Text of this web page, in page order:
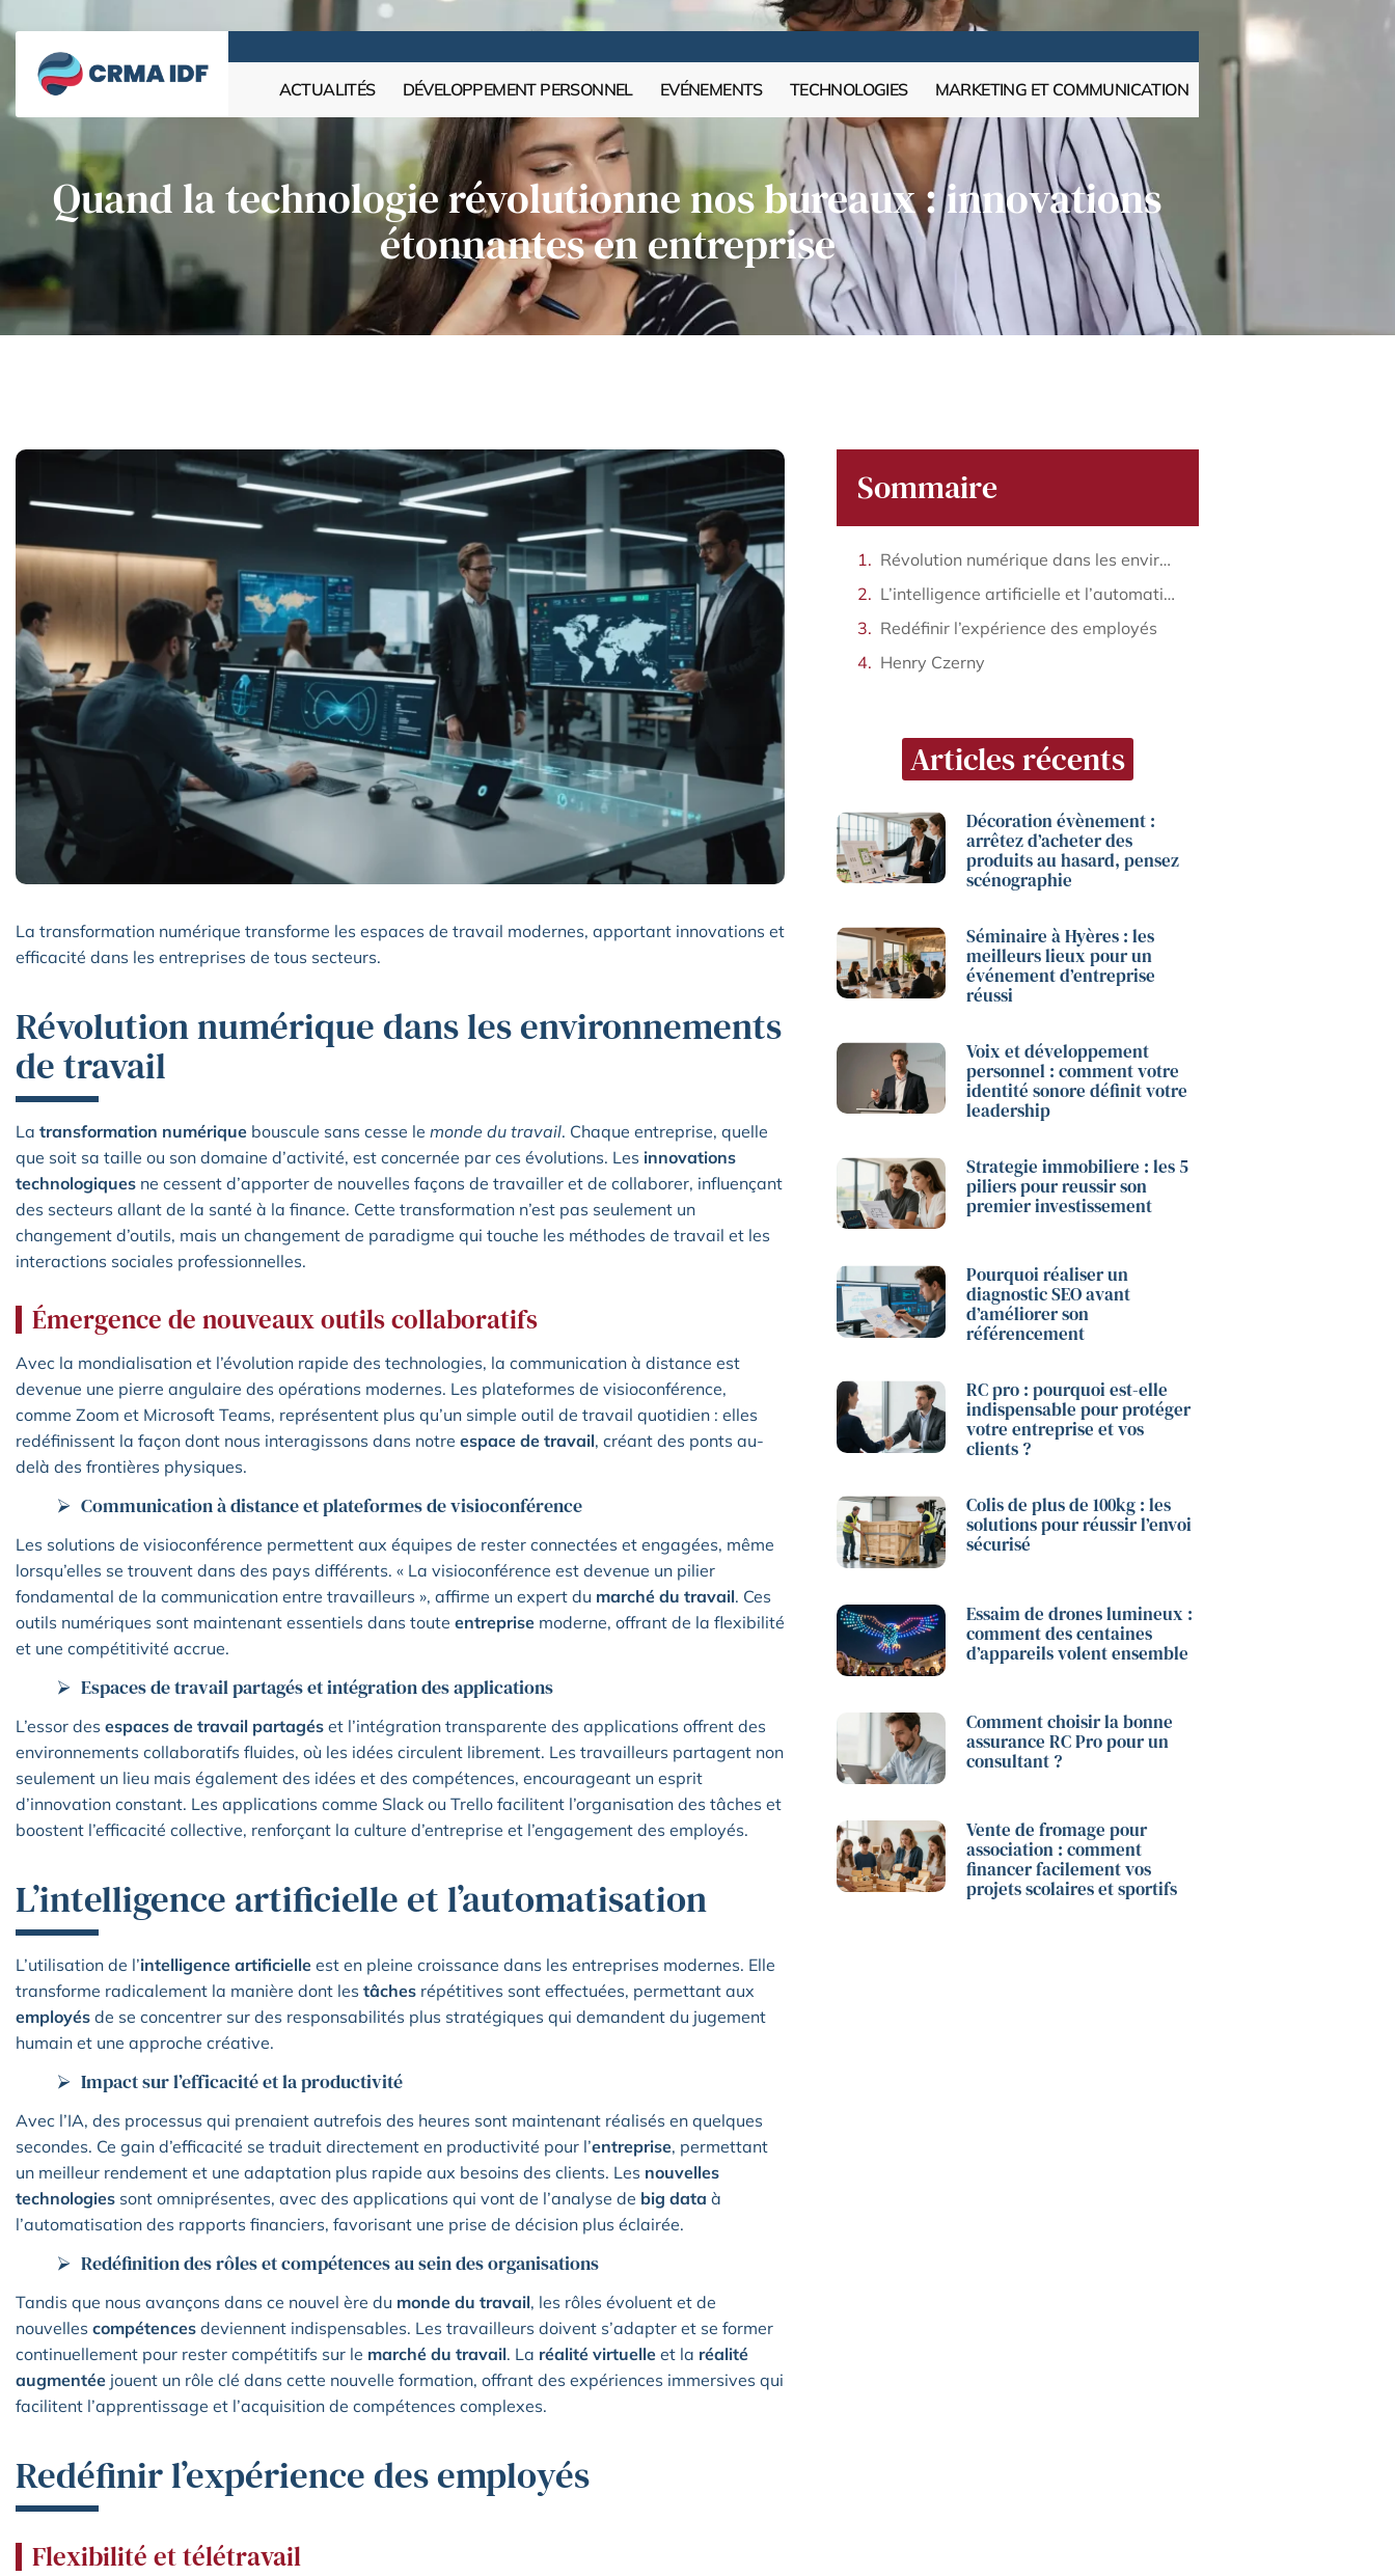
ACTUALITÉS DÉVELOPPEMENT PERSONNEL EVÉNEMENTS TECHNOLOGIES MARKETING ET COMMUNICATION
Quand la technologie révolutionne nos bureaux : innovations
étonnantes en entreprise
La transformation numérique transforme les espaces de travail modernes, apportant innovations et
efficacité dans les entreprises de tous secteurs.
Révolution numérique dans les environnements
de travail
La transformation numérique bouscule sans cesse le monde du travail. Chaque entreprise, quelle
que soit sa taille ou son domaine d’activité, est concernée par ces évolutions. Les innovations
technologiques ne cessent d’apporter de nouvelles façons de travailler et de collaborer, influençant
des secteurs allant de la santé à la finance. Cette transformation n’est pas seulement un
changement d’outils, mais un changement de paradigme qui touche les méthodes de travail et les
interactions sociales professionnelles.
Émergence de nouveaux outils collaboratifs
Avec la mondialisation et l’évolution rapide des technologies, la communication à distance est
devenue une pierre angulaire des opérations modernes. Les plateformes de visioconférence,
comme Zoom et Microsoft Teams, représentent plus qu’un simple outil de travail quotidien : elles
redéfinissent la façon dont nous interagissons dans notre espace de travail, créant des ponts au-
delà des frontières physiques.
Communication à distance et plateformes de visioconférence
Les solutions de visioconférence permettent aux équipes de rester connectées et engagées, même
lorsqu’elles se trouvent dans des pays différents. « La visioconférence est devenue un pilier
fondamental de la communication entre travailleurs », affirme un expert du marché du travail. Ces
outils numériques sont maintenant essentiels dans toute entreprise moderne, offrant de la flexibilité
et une compétitivité accrue.
Espaces de travail partagés et intégration des applications
L’essor des espaces de travail partagés et l’intégration transparente des applications offrent des
environnements collaboratifs fluides, où les idées circulent librement. Les travailleurs partagent non
seulement un lieu mais également des idées et des compétences, encourageant un esprit
d’innovation constant. Les applications comme Slack ou Trello facilitent l’organisation des tâches et
boostent l’efficacité collective, renforçant la culture d’entreprise et l’engagement des employés.
L’intelligence artificielle et l’automatisation
L’utilisation de l’intelligence artificielle est en pleine croissance dans les entreprises modernes. Elle
transforme radicalement la manière dont les tâches répétitives sont effectuées, permettant aux
employés de se concentrer sur des responsabilités plus stratégiques qui demandent du jugement
humain et une approche créative.
Impact sur l’efficacité et la productivité
Avec l’IA, des processus qui prenaient autrefois des heures sont maintenant réalisés en quelques
secondes. Ce gain d’efficacité se traduit directement en productivité pour l’entreprise, permettant
un meilleur rendement et une adaptation plus rapide aux besoins des clients. Les nouvelles
technologies sont omniprésentes, avec des applications qui vont de l’analyse de big data à
l’automatisation des rapports financiers, favorisant une prise de décision plus éclairée.
Redéfinition des rôles et compétences au sein des organisations
Tandis que nous avançons dans ce nouvel ère du monde du travail, les rôles évoluent et de
nouvelles compétences deviennent indispensables. Les travailleurs doivent s’adapter et se former
continuellement pour rester compétitifs sur le marché du travail. La réalité virtuelle et la réalité
augmentée jouent un rôle clé dans cette nouvelle formation, offrant des expériences immersives qui
facilitent l’apprentissage et l’acquisition de compétences complexes.
Redéfinir l’expérience des employés
Flexibilité et télétravail
Sommaire
Révolution numérique dans les environnements de travail
L’intelligence artificielle et l’automatisation
Redéfinir l’expérience des employés
Henry Czerny
Articles récents
Décoration évènement :
arrêtez d’acheter des
produits au hasard, pensez
scénographie
Séminaire à Hyères : les
meilleurs lieux pour un
événement d’entreprise
réussi
Voix et développement
personnel : comment votre
identité sonore définit votre
leadership
Strategie immobiliere : les 5
piliers pour reussir son
premier investissement
Pourquoi réaliser un
diagnostic SEO avant
d’améliorer son
référencement
RC pro : pourquoi est-elle
indispensable pour protéger
votre entreprise et vos
clients ?
Colis de plus de 100kg : les
solutions pour réussir l’envoi
sécurisé
Essaim de drones lumineux :
comment des centaines
d’appareils volent ensemble
Comment choisir la bonne
assurance RC Pro pour un
consultant ?
Vente de fromage pour
association : comment
financer facilement vos
projets scolaires et sportifs